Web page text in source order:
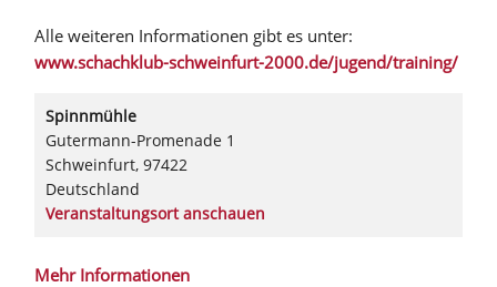
Alle weiteren Informationen gibt es unter:
www.schachklub-schweinfurt-2000.de/jugend/training/
Spinnmühle
Gutermann-Promenade 1
Schweinfurt, 97422
Deutschland
Veranstaltungsort anschauen
Mehr Informationen